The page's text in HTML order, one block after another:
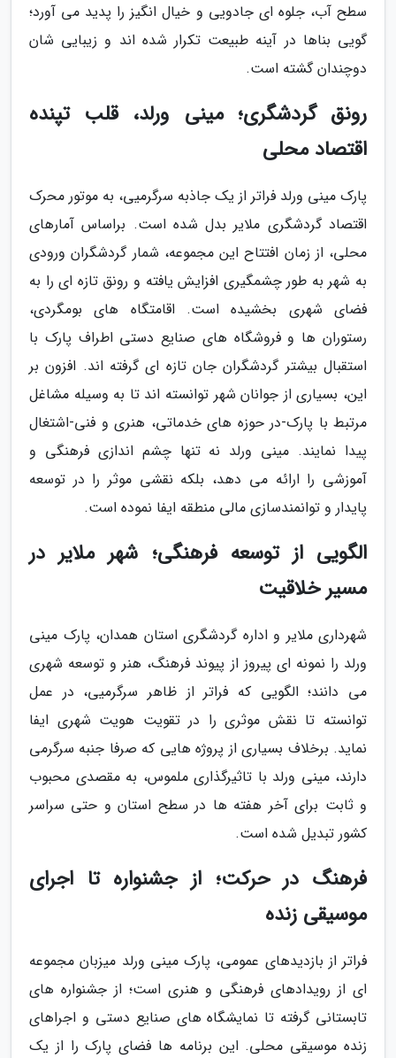
سطح آب، جلوه ای جادویی و خیال انگیز را پدید می آورد؛
گویی بناها در آینه طبیعت تکرار شده اند و زیبایی شان
دوچندان گشته است.
رونق گردشگری؛ مینی ورلد، قلب تپنده
اقتصاد محلی
پارک مینی ورلد فراتر از یک جاذبه سرگرمیی، به موتور محرک
اقتصاد گردشگری ملایر بدل شده است. براساس آمارهای
محلی، از زمان افتتاح این مجموعه، شمار گردشگران ورودی
به شهر به طور چشمگیری افزایش یافته و رونق تازه ای را به
فضای شهری بخشیده است. اقامتگاه های بومگردی،
رستوران ها و فروشگاه های صنایع دستی اطراف پارک با
استقبال بیشتر گردشگران جان تازه ای گرفته اند. افزون بر
این، بسیاری از جوانان شهر توانسته اند تا به وسیله مشاغل
مرتبط با پارک-در حوزه های خدماتی، هنری و فنی-اشتغال
پیدا نمایند. مینی ورلد نه تنها چشم اندازی فرهنگی و
آموزشی را ارائه می دهد، بلکه نقشی موثر را در توسعه
پایدار و توانمندسازی مالی منطقه ایفا نموده است.
الگویی از توسعه فرهنگی؛ شهر ملایر در
مسیر خلاقیت
شهرداری ملایر و اداره گردشگری استان همدان، پارک مینی
ورلد را نمونه ای پیروز از پیوند فرهنگ، هنر و توسعه شهری
می دانند؛ الگویی که فراتر از ظاهر سرگرمیی، در عمل
توانسته تا نقش موثری را در تقویت هویت شهری ایفا
نماید. برخلاف بسیاری از پروژه هایی که صرفا جنبه سرگرمی
دارند، مینی ورلد با تاثیرگذاری ملموس، به مقصدی محبوب
و ثابت برای آخر هفته ها در سطح استان و حتی سراسر
کشور تبدیل شده است.
فرهنگ در حرکت؛ از جشنواره تا اجرای
موسیقی زنده
فراتر از بازدیدهای عمومی، پارک مینی ورلد میزبان مجموعه
ای از رویدادهای فرهنگی و هنری است؛ از جشنواره های
تابستانی گرفته تا نمایشگاه های صنایع دستی و اجراهای
زنده موسیقی محلی. این برنامه ها فضای پارک را از یک